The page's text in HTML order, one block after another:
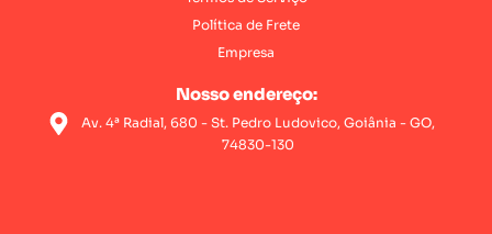
Política de Frete
Empresa
Nosso endereço:
Av. 4ª Radial, 680 - St. Pedro Ludovico, Goiânia - GO,
74830-130